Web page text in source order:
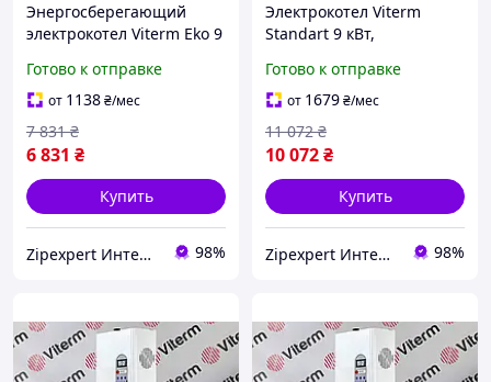
Энергосберегающий
электрокотел Viterm Eko 9
бойлер, котел для
отопления дома.
Готово к отправке
от 1138₴/мес
6 831 ₴
7 831 ₴
Купить
Zipexpert Интернет-магазин по продаже ювелирных украшений и всего еще 98%
Электрокотел Viterm
Standart 9 кВт,
обогреватель, котел для
отопления дома
Готово к отправке
от 1679₴/мес
10 072₴
11 072 ₴
Купить
Zipexpert Интернет-магазин по продаже ювелирных украшений и всего еще 98%